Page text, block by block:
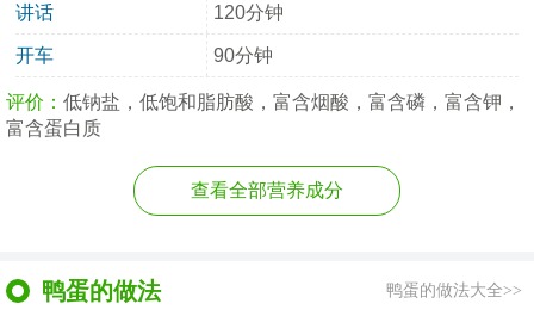
讲话 120分钟
开车 90分钟
评价： 低钠盐，低饱和脂肪酸，富含烟酸，富含磷，富含钾，
富含蛋白质
查看全部营养成分
鸭蛋的做法 鸭蛋的做法大全>>